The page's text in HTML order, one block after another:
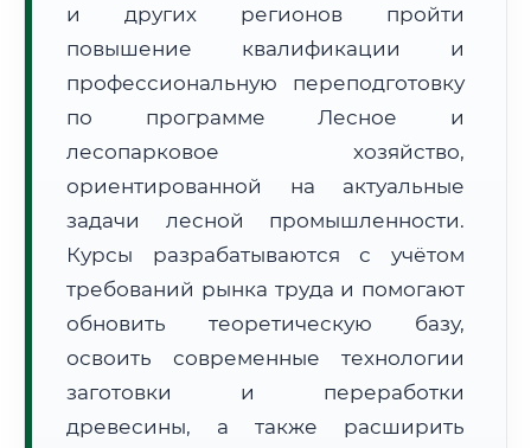
Почтовые индексы:
665700–665799
🗺️ Зона обслуживания: г. Братск
Расчет логистики оригиналов:
• Маршрут транзита:
~1 176 км
• Экспресс-доставка СДЭК / Почтой: 2–3 рабочих дня
и других регионов пройти
повышение квалификации и
профессиональную переподготовку
по программе Лесное и
лесопарковое хозяйство,
ориентированной на актуальные
задачи лесной промышленности.
Курсы разрабатываются с учётом
требований рынка труда и помогают
обновить теоретическую базу,
освоить современные технологии
заготовки и переработки
древесины, а также расширить